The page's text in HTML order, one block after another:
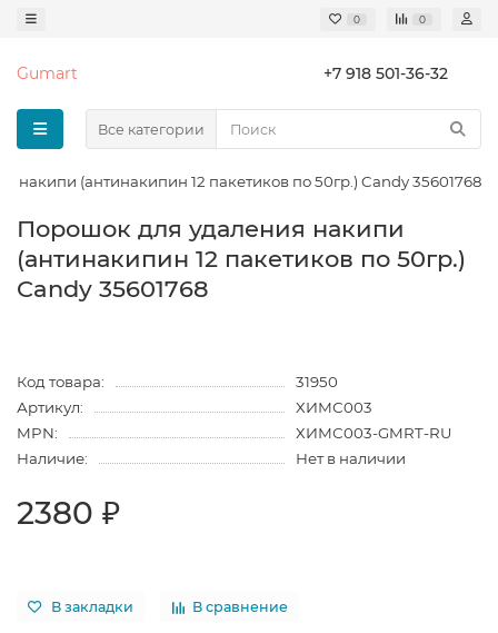
0 0
Gumart +7 918 501-36-32
Все категории
накипи (антинакипин 12 пакетиков по 50гр.) Candy 35601768
Порошок для удаления накипи
(антинакипин 12 пакетиков по 50гр.)
Candy 35601768
Код товара:
31950
Артикул:
ХИМС003
MPN:
ХИМС003-GMRT-RU
Наличие:
Нет в наличии
2380 ₽
В закладки В сравнение